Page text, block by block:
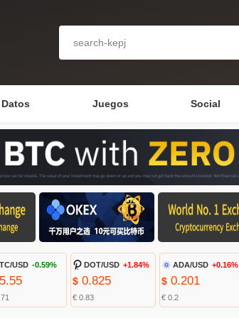
Datos Juegos Social
USD -0.59% DOT/USD +1.84%
$0.825
€ 0.83
ADA/USD +0.16%
$0.201
€ 0.2